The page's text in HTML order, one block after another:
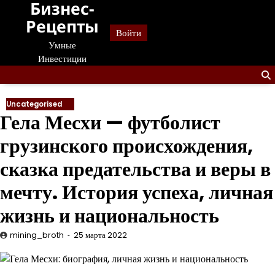
Перейти
содержанию
Бизнес-
Рецепты
Умные
Инвестиции
Войти
Uncategorised
Гела Месхи — футболист
грузинского происхождения,
сказка предательства и веры в
мечту. История успеха, личная
жизнь и национальность
mining_broth 25 марта 2022